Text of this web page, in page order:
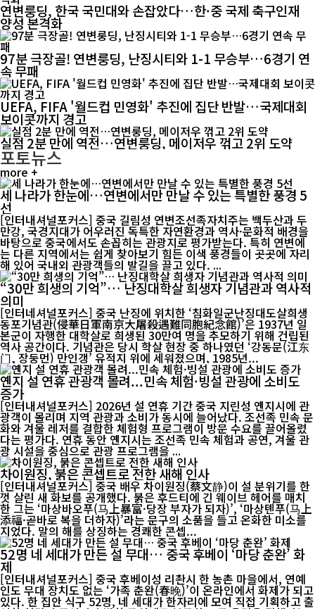
연변룽딩, 한국 국민대와 손잡았다…한·중 국제 축구인재
양성 본격화
97분 극장골! 연변룽딩, 난징시티와 1-1 무승부…6경기 연
속 무패
UEFA, FIFA '월드컵 민영화' 추진에 집단 반발…국제대회
보이콧까지 경고
실점 2분 만에 역전…연변룽딩, 메이저우 꺾고 2위 도약
포토뉴스
more +
세 나라가 한눈에…연변에서만 만날 수 있는 특별한 풍경 5
선
[인터내셔널포커스] 중국 길림성 연변조선족자치주는 백두산과 두
만강, 국경지대가 어우러진 독특한 자연환경과 역사·문화적 배경을
바탕으로 중국에서도 손꼽히는 관광지로 평가받는다. 특히 연변에
는 다른 지역에서는 쉽게 찾아보기 힘든 이색 풍경들이 곳곳에 자리
해 있어 국내외 관광객들의 발길을 끌고 있다. ...
“30만 희생의 기억”… 난징대학살 희생자 기념관과 역사적
의미
[인터네셔널포커스] 중국 난징에 위치한 ‘침화일군난징대도살희생
동포기념관(侵華日軍南京大屠殺遇難同胞紀念館)’은 1937년 일
본군이 자행한 대학살로 희생된 30만여 명을 추모하기 위해 건립된
역사 공간이다. 기념관은 당시 학살 현장 중 하나였던 ‘강동문(江东
门, 장둥먼) 만인갱’ 유적지 위에 세워졌으며, 1985년...
옌지 설 연휴 관광객 몰려...민속 체험·빙설 관광에 소비도
증가
[인터내셔널포커스] 2026년 설 연휴 기간 중국 지린성 옌지시에 관
광객이 몰리며 지역 관광과 소비가 동시에 늘어났다. 조선족 민속 문
화와 겨울 레저를 결합한 체험형 프로그램이 방문 수요를 끌어올렸
다는 평가다. 연휴 동안 옌지시는 조선족 민속 체험과 공연, 겨울 관
광 시설을 중심으로 관광 프로그램을 ...
차이원징, 붉은 콘셉트로 전한 새해 인사
[인터내셔널포커스] 중국 배우 차이원징(蔡文静)이 설 분위기를 한
껏 살린 새 화보를 공개했다. 붉은 후드티에 긴 웨이브 헤어를 매치
한 그는 ‘마상바오푸(马上暴富·당장 부자가 되자)’, ‘마상톈푸(马上
添福·곧바로 복을 더하자)’라는 문구의 소품을 들고 온화한 미소를
지었다. 말의 해를 상징하는 경쾌한 콘셉...
52명 네 세대가 만든 설 무대… 중국 후베이 ‘마당 춘완’ 화
제
[인터내셔널포커스] 중국 후베이성 리촨시 한 농촌 마을에서, 연예
인도 무대 장치도 없는 ‘가족 춘완(春晚)’이 온라인에서 화제가 되고
있다. 한 집안 식구 52명, 네 세대가 한자리에 모여 직접 기획하고 출